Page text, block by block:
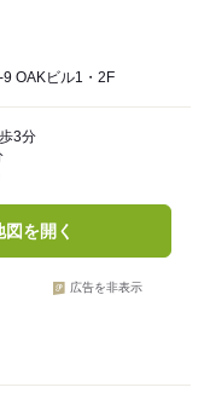
OAKビル1・2F
3分
を開く
広告を非表示